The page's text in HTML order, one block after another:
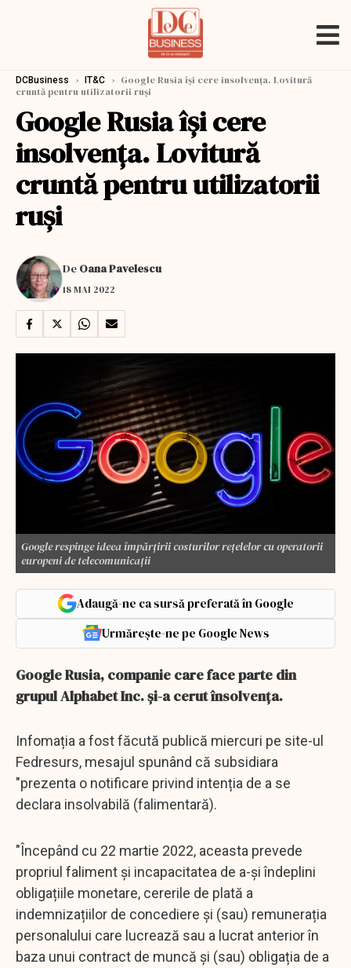
DCBusiness › IT&C › Google Rusia își cere insolvența. Lovitură
cruntă pentru utilizatorii ruși
Google Rusia își cere
insolvența. Lovitură
cruntă pentru utilizatorii
ruși
De Oana Pavelescu
18 MAI 2022
Google respinge ideea împărţirii costurilor reţelelor cu operatorii
europeni de telecomunicaţii
Adaugă-ne ca sursă preferată în Google
Urmărește-ne pe Google News
Google Rusia, companie care face parte din
grupul Alphabet Inc. și-a cerut însolvența.
Infomația a fost făcută publică miercuri pe site-ul
Fedresurs, mesajul spunând că subsidiara
"prezenta o notificare privind intenția de a se
declara insolvabilă (falimentară).
"Începând cu 22 martie 2022, aceasta prevede
propriul faliment și incapacitatea de a-și îndeplini
obligațiile monetare, cererile de plată a
indemnizațiilor de concediere și (sau) remunerația
personalului care lucrează sau a lucrat anterior în
baza unui contract de muncă și (sau) obligația de a